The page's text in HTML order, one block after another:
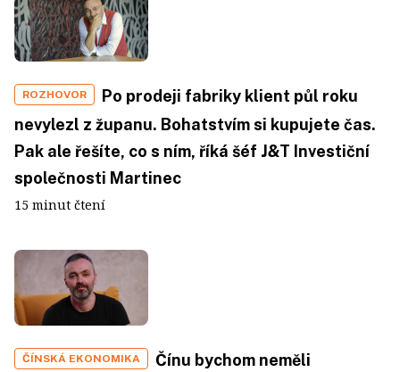
ROZHOVOR
Po prodeji fabriky klient půl roku
nevylezl z županu. Bohatstvím si kupujete čas.
Pak ale řešíte, co s ním, říká šéf J&T Investiční
společnosti Martinec
15 minut čtení
ČÍNSKÁ EKONOMIKA
Čínu bychom neměli